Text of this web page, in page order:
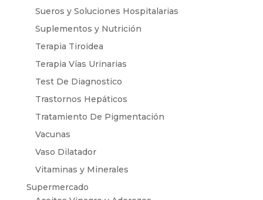
Sueros y Soluciones Hospitalarias
Suplementos y Nutrición
Terapia Tiroidea
Terapia Vías Urinarias
Test De Diagnostico
Trastornos Hepáticos
Tratamiento De Pigmentación
Vacunas
Vaso Dilatador
Vitaminas y Minerales
Supermercado